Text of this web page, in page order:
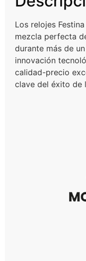
Los relojes
mezcla perfecta
durante más de
innovación
calidad-precio
clave del éxito de